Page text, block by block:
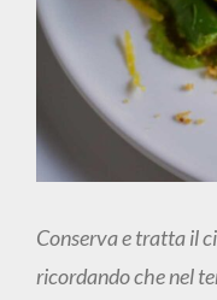
Conserva e tratta il
ricordando che nel